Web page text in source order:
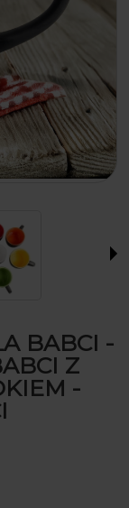
BABCI -
Z
-